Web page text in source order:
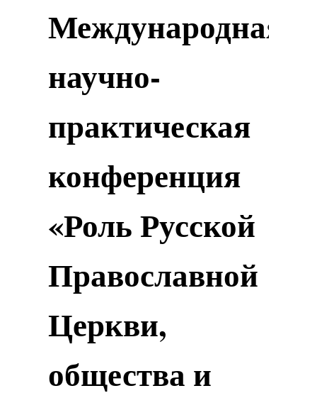
Международная
научно-
практическая
конференция
«Роль Русской
Православной
Церкви,
общества и